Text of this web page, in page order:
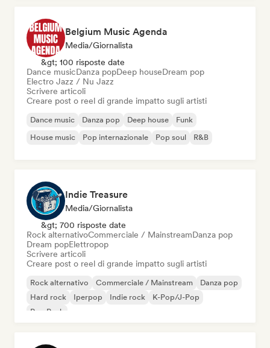
Belgium Music Agenda
Media/Giornalista
&gt; 100 risposte date
Dance musicDanza popDeep houseDream pop
Electro Jazz / Nu Jazz
Scrivere articoli
Creare post o reel di grande impatto sugli artisti
Dance music Danza pop Deep house
Funk
House music
Pop internazionale Pop soul R&B
Indie Treasure
Media/Giornalista
&gt; 700 risposte date
Rock alternativoCommerciale / MainstreamDanza pop
Dream popElettropop
Scrivere articoli
Creare post o reel di grande impatto sugli artisti
Rock alternativo Commerciale / Mainstream
Danza pop
Hard rock
Iperpop Indie rock
K-Pop/J-Pop
Pop Punk